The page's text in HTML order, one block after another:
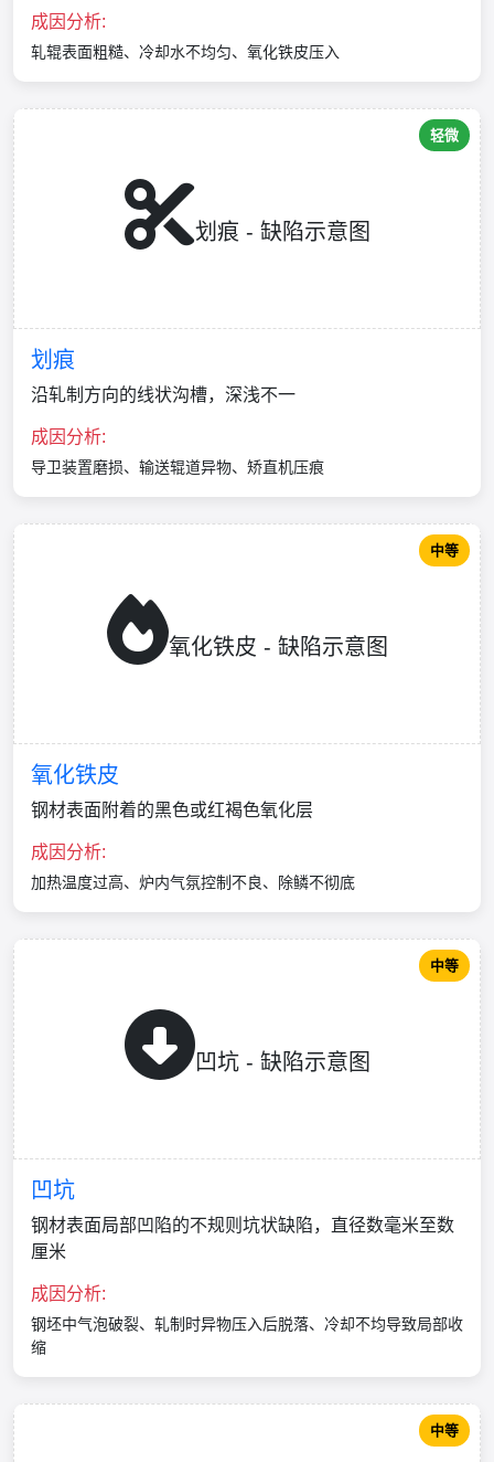
成因分析:
轧辊表面粗糙、冷却水不均匀、氧化铁皮压入
划痕 - 缺陷示意图
轻微
划痕
沿轧制方向的线状沟槽，深浅不一
成因分析:
导卫装置磨损、输送辊道异物、矫直机压痕
氧化铁皮 - 缺陷示意图
中等
氧化铁皮
钢材表面附着的黑色或红褐色氧化层
成因分析:
加热温度过高、炉内气氛控制不良、除鳞不彻底
凹坑 - 缺陷示意图
中等
凹坑
钢材表面局部凹陷的不规则坑状缺陷，直径数毫米至数
厘米
成因分析:
钢坯中气泡破裂、轧制时异物压入后脱落、冷却不均导致局部收
缩
中等